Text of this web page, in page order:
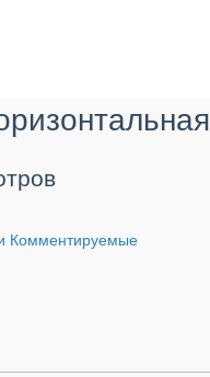
Комментируемые